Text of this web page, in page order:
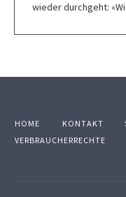
wieder durchgeht:
HOME KONTAKT
VERBRAUCHERRECHTE